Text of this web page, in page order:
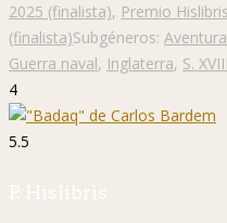
2025 (finalista), Premio
(finalista)Subgéneros:
Guerra naval, Inglaterra, S. XVIII
4
5.5
P. Hislibris